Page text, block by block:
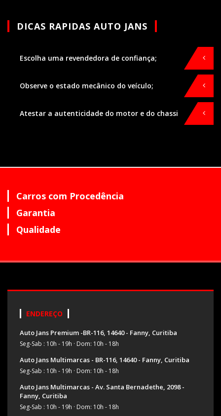
DICAS RAPIDAS AUTO JANS
Escolha uma revendedora de confiança;
Observe o estado mecânico do veículo;
Atestar a autenticidade do motor e do chassi
Carros com Procedência
Garantia
Qualidade
ENDEREÇO
Auto Jans Premium -BR-116, 14640 - Fanny, Curitiba
Seg-Sab : 10h - 19h · Dom: 10h - 18h
Auto Jans Multimarcas - BR-116, 14640 - Fanny, Curitiba
Seg-Sab : 10h - 19h · Dom: 10h - 18h
Auto Jans Multimarcas - Av. Santa Bernadethe, 2098 -
Fanny, Curitiba
Seg-Sab : 10h - 19h · Dom: 10h - 18h